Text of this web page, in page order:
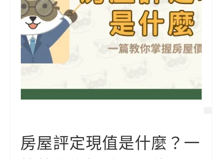
久通專欄
時事解析
生活理財
房屋評定現值是什麼？一